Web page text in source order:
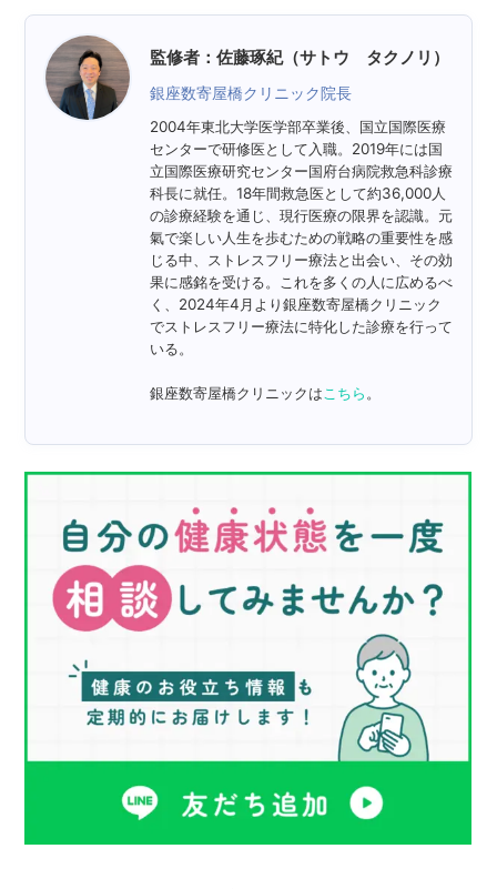
監修者：佐藤琢紀（サトウ タクノリ）
銀座数寄屋橋クリニック院長
2004年東北大学医学部卒業後、国立国際医療
センターで研修医として入職。2019年には国
立国際医療研究センター国府台病院救急科診療
科長に就任。18年間救急医として約36,000人
の診療経験を通じ、現行医療の限界を認識。元
氣で楽しい人生を歩むための戦略の重要性を感
じる中、ストレスフリー療法と出会い、その効
果に感銘を受ける。これを多くの人に広めるべ
く、2024年4月より銀座数寄屋橋クリニック
でストレスフリー療法に特化した診療を行って
いる。
銀座数寄屋橋クリニックは こちら 。